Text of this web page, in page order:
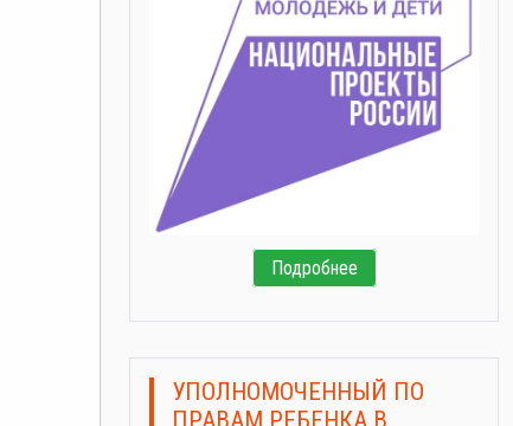
Подробнее
УПОЛНОМОЧЕННЫЙ ПО